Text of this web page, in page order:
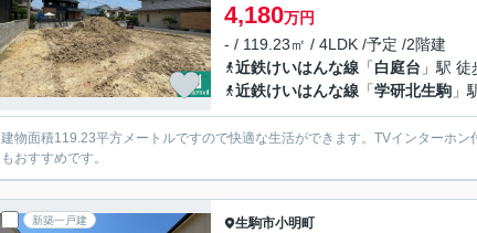
4,180万円
- / 119.23㎡ / 4LDK /予定 /2階建
近鉄けいはんな線 「白庭台 」駅
近鉄けいはんな線 「学研北生駒 」
建物面積119.23平方メートルですので快適な生活ができます。TVインターホ
もおすすめです。
新築一戸建 生駒市小明町